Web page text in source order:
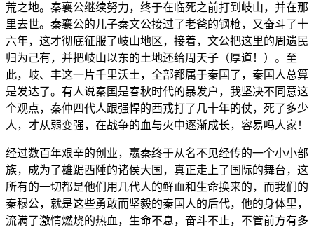
荒之地。秦襄公继续努力，终于在临死之前打到岐山，并在那
里去世。秦襄公的儿子秦文公接过了老爸的钢枪，又奋斗了十
六年，这才彻底征服了岐山地区，接着，文公把这里的周遗民
归为己有，并把岐山以东的土地还给周天子（厚道！）。至
此，岐、丰这一片千里沃土，全部都属于秦国了，秦国人总算
是发达了。有人说秦国是春秋时代的暴发户，我坚决不同意这
个观点，秦仲四代人跟强悍的西戎打了几十年的仗，死了多少
人，才从弱变强，在战争的血与火中逐渐成长，容易吗人家！
经过数百年艰辛的创业，嬴秦终于从名不见经传的一个小小部
族，成为了雄踞西陲的诸侯大国，真正走上了国际的舞台，这
所有的一切都是他们用几代人的鲜血和生命换来的，而我们的
秦穆公，就是这些勇敢而坚毅的秦国人的后代，他的身体里，
流满了激情燃烧的热血，生命不息，奋斗不止，不管前方有多